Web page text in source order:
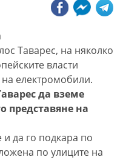
Таварес, на няколко
власти
електромобили.
да вземе
представяне на
да го подкара по
по улиците на